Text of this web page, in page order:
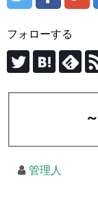
フォローする
～
管理人